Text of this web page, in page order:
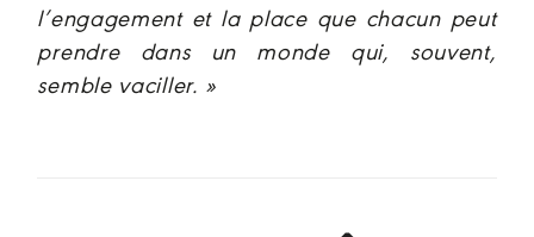
l’engagement et la place que chacun peut
prendre dans un monde qui, souvent,
semble vaciller. »